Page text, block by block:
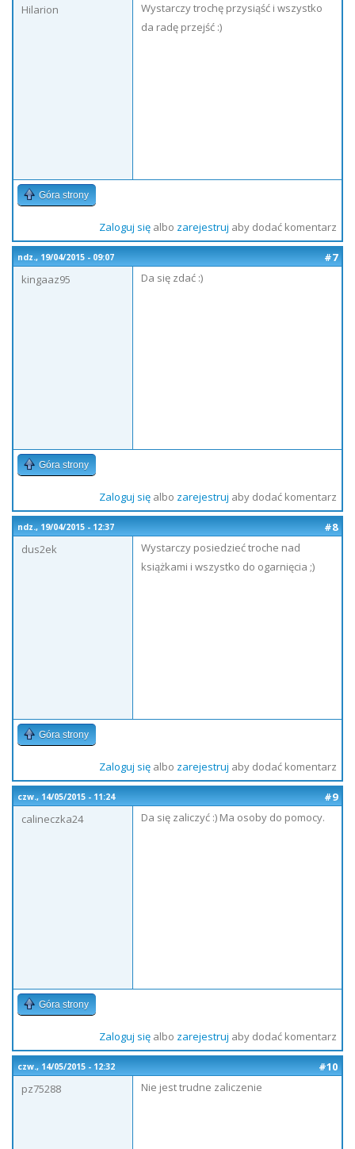
Hilarion
Wystarczy trochę przysiąść i wszystko
da radę przejść :)
Góra strony
Zaloguj sięalbo zarejestruj aby dodać komentarz
ndz., 19/04/2015 - 09:07
#7
kingaaz95
Da się zdać :)
Góra strony
Zaloguj sięalbo zarejestruj aby dodać komentarz
ndz., 19/04/2015 - 12:37
#8
dus2ek
Wystarczy posiedzieć troche nad
książkami i wszystko do ogarnięcia ;)
Góra strony
Zaloguj sięalbo zarejestruj aby dodać komentarz
czw., 14/05/2015 - 11:24
#9
calineczka24
Da się zaliczyć :) Ma osoby do pomocy.
Góra strony
Zaloguj sięalbo zarejestruj aby dodać komentarz
czw., 14/05/2015 - 12:32
#10
pz75288
Nie jest trudne zaliczenie